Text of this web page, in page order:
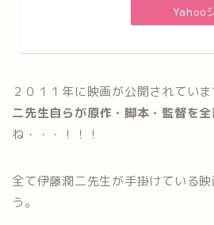
Yahoo
２０１１年に映画が公開されてい
二先生自らが原作・脚本・監督を
ね・・・！！！
全て伊藤潤二先生が手掛けている
う。